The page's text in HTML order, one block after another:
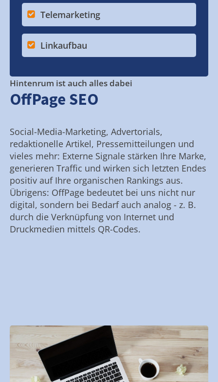
Telemarketing
Linkaufbau
Hintenrum ist auch alles dabei
OffPage SEO
Social-Media-Marketing, Advertorials,
redaktionelle Artikel, Pressemitteilungen und
vieles mehr: Externe Signale stärken Ihre Marke,
generieren Traffic und wirken sich letzten Endes
positiv auf Ihre organischen Rankings aus.
Übrigens: OffPage bedeutet bei uns nicht nur
digital, sondern bei Bedarf auch analog - z. B.
durch die Verknüpfung von Internet und
Druckmedien mittels QR-Codes.